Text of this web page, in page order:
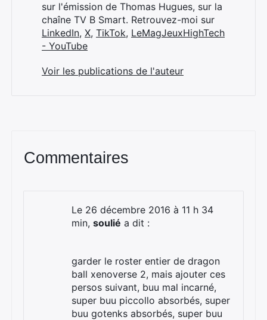
sur l'émission de Thomas Hugues, sur la
chaîne TV B Smart. Retrouvez-moi sur
LinkedIn, X, TikTok, LeMagJeuxHighTech
- YouTube
Voir les publications de l'auteur
Commentaires
Le 26 décembre 2016 à 11 h 34
min, soulié a dit :
garder le roster entier de dragon
ball xenoverse 2, mais ajouter ces
persos suivant, buu mal incarné,
super buu piccollo absorbés, super
buu gotenks absorbés, super buu